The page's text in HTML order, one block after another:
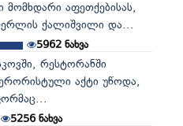
მომხდარი აფეთქებისას,
ქალიშვილი და...
5962 ნახვა
რესტორანში
აქტი უწოდა,
5256ნახვა